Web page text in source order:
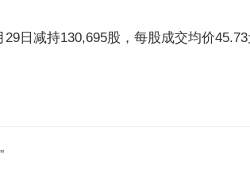
日减持130,695股，每股成交均价